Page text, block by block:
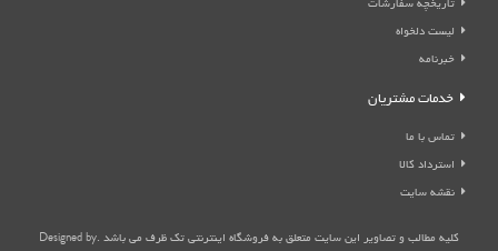
تاریخچه سفارشات
لیست دلخواه
خبرنامه
خدمات مشتریان
تماس با ما
استرداد کالا
نقشه سایت
کلیه مطالب و تصاویر این سایت متعلق به فروشگاه اینترنتی تک ظرف می باشد .Designed by